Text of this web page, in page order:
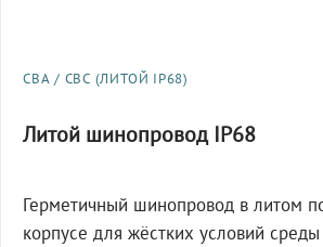
СВА / СВС (ЛИТОЙ IP68)
Литой шинопровод IP68
Герметичный шинопровод в литом
корпусе для жёстких условий среды